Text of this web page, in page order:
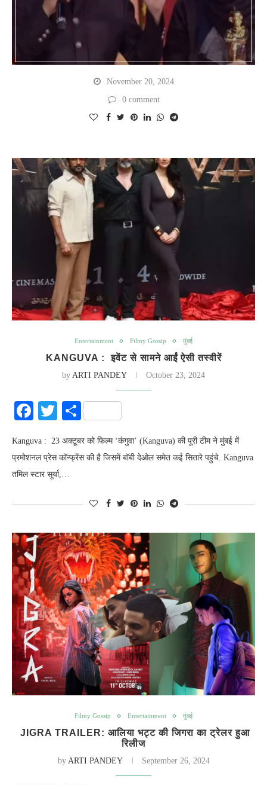
November 20, 2024
0 comment
Entertainment Filmy Gossip मुंबई
KANGUVA : इवेंट से सामने आईं ऐसी तस्वीरें
by ARTI PANDEY October 23, 2024
Facebook
Twitter
Share
Kanguva : 23 अक्टूबर को फिल्म ‘कंगुवा’ (Kanguva) की पूरी टीम ने मुंबई में
प्रमोशनल प्रेस कॉन्फ्रेंस की है जिसमें बॉबी देओल समेत कई सितारे पहुंचे. Kanguva
तमिल स्टार सूर्या,…
Filmy Gossip Entertainment मुंबई
JIGRA TRAILER: आलिया भट्ट की जिगरा का ट्रेलर हुआ
रिलीज
by ARTI PANDEY September 26, 2024